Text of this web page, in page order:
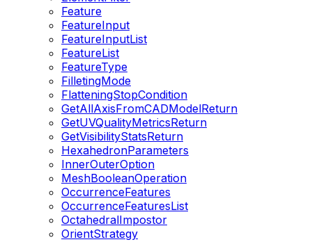
Feature
FeatureInput
FeatureInputList
FeatureList
FeatureType
FilletingMode
FlatteningStopCondition
GetAllAxisFromCADModelReturn
GetUVQualityMetricsReturn
GetVisibilityStatsReturn
HexahedronParameters
InnerOuterOption
MeshBooleanOperation
OccurrenceFeatures
OccurrenceFeaturesList
OctahedralImpostor
OrientStrategy